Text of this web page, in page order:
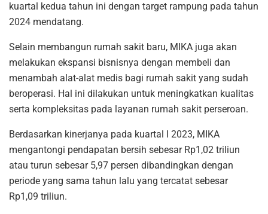
kuartal kedua tahun ini dengan target rampung pada tahun
2024 mendatang.
Selain membangun rumah sakit baru, MIKA juga akan
melakukan ekspansi bisnisnya dengan membeli dan
menambah alat-alat medis bagi rumah sakit yang sudah
beroperasi. Hal ini dilakukan untuk meningkatkan kualitas
serta kompleksitas pada layanan rumah sakit perseroan.
Berdasarkan kinerjanya pada kuartal I 2023, MIKA
mengantongi pendapatan bersih sebesar Rp1,02 triliun
atau turun sebesar 5,97 persen dibandingkan dengan
periode yang sama tahun lalu yang tercatat sebesar
Rp1,09 triliun.